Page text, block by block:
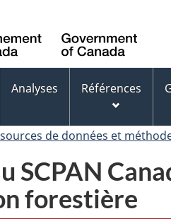
Analyses Références
de données et
SCPAN
forestière